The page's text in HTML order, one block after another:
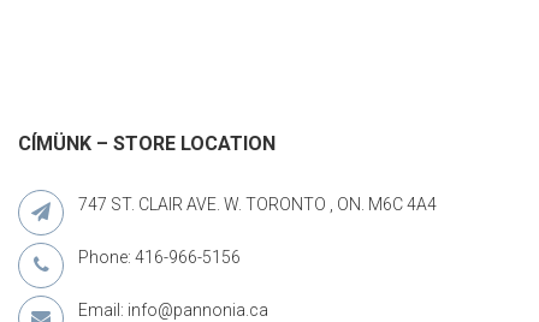
CÍMÜNK – STORE LOCATION
747 ST. CLAIR AVE. W. TORONTO , ON. M6C 4A4
Phone: 416-966-5156
Email: info@pannonia.ca